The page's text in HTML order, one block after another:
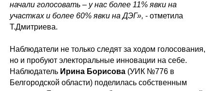
начали голосовать – у нас более 11% явки на
участках и более 60% явки на ДЭГ», - отметила
Т.Дмитриева.
Наблюдатели не только следят за ходом голосования,
но и пробуют электоральные инновации на себе.
Наблюдатель Ирина Борисова (УИК №776 в
Белгородской области) поделилась собственным